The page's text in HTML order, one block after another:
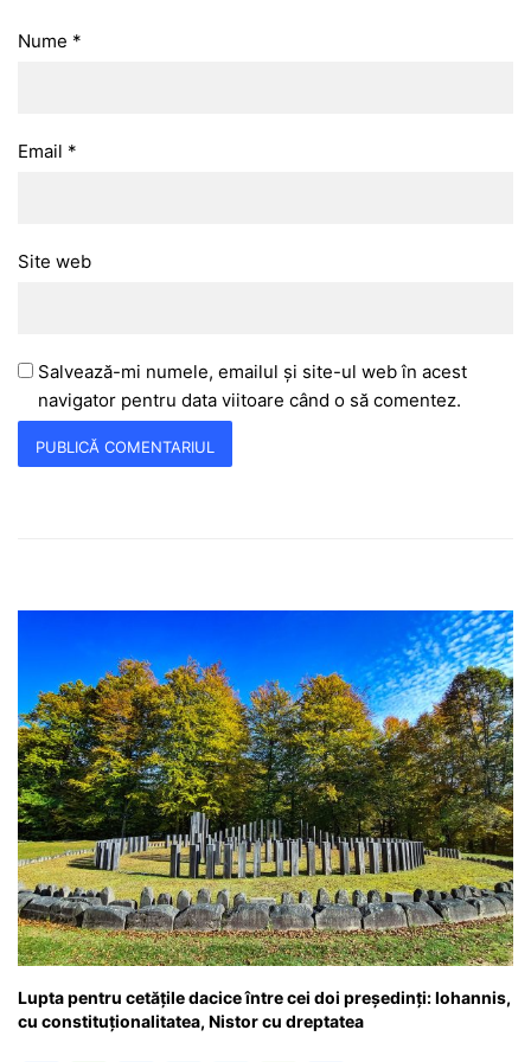
Nume *
Email *
Site web
Salvează-mi numele, emailul și site-ul web în acest
navigator pentru data viitoare când o să comentez.
Lupta pentru cetățile dacice între cei doi președinți: Iohannis,
cu constituționalitatea, Nistor cu dreptatea